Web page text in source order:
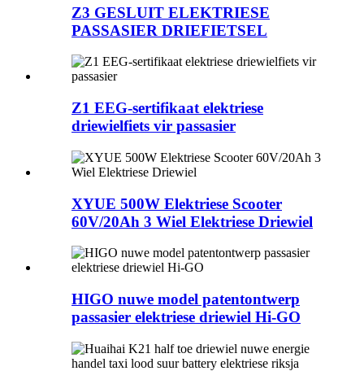
Z3 GESLUIT ELEKTRIESE
PASSASIER DRIEFIETSEL
Z1 EEG-sertifikaat elektriese
driewielfiets vir passasier
XYUE 500W Elektriese Scooter
60V/20Ah 3 Wiel Elektriese Driewiel
HIGO nuwe model patentontwerp
passasier elektriese driewiel Hi-GO